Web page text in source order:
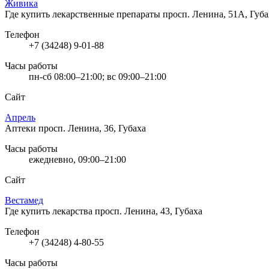
Живика
Где купить лекарственные препараты просп. Ленина, 51А,
Телефон
+7 (34248) 9-01-88
Часы работы
пн-сб 08:00–21:00; вс 09:00–21:00
Сайт
Апрель
Аптеки просп. Ленина, 36, Губаха
Часы работы
ежедневно, 09:00–21:00
Сайт
Вестамед
Где купить лекарства просп. Ленина, 43, Губаха
Телефон
+7 (34248) 4-80-55
Часы работы